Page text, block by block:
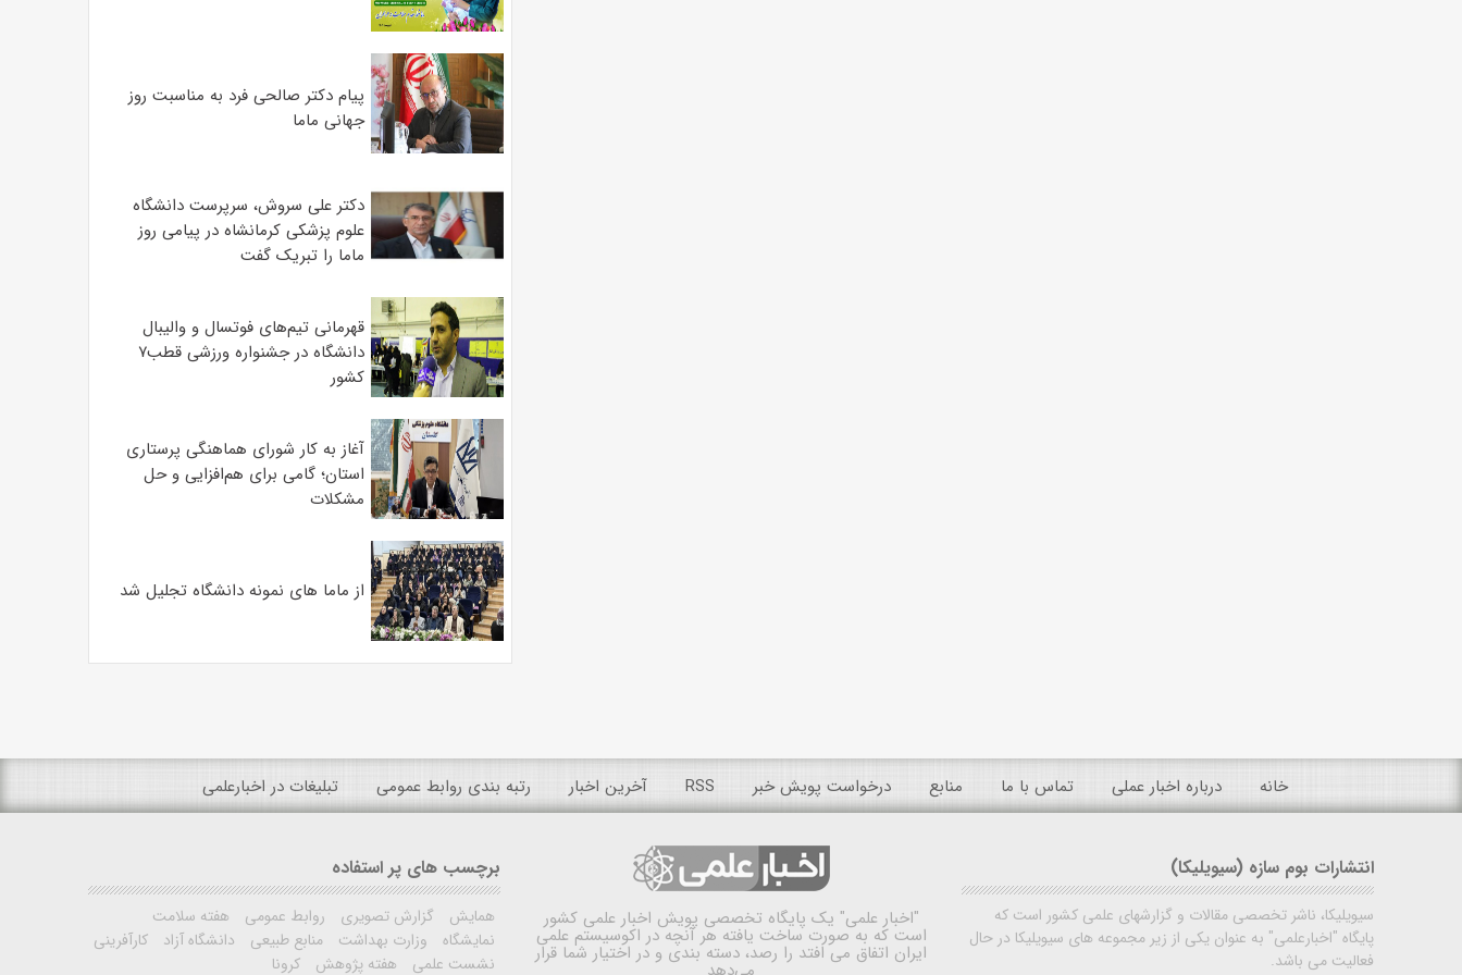
پیام دکتر صالحی فرد به مناسبت روز
جهانی ماما
دکتر علی سروش، سرپرست دانشگاه
علوم پزشکی کرمانشاه در پیامی روز
ماما را تبریک گفت
قهرمانی تیم‌های فوتسال و والیبال
دانشگاه در جشنواره ورزشی قطب۷
کشور
آغاز به کار شورای هماهنگی پرستاری
استان؛ گامی برای هم‌افزایی و حل
مشکلات
از ماما های نمونه دانشگاه تجلیل شد
خانه درباره اخبار عملی تماس با ما منابع درخواست پویش خبر RSS آخرین اخبار رتبه بندی روابط عمومی تبلیغات در اخبارعلمی
انتشارات بوم سازه (سیویلیکا)
سیویلیکا، ناشر تخصصی مقالات و گزارشهای علمی کشور است که
پایگاه "اخبارعلمی" به عنوان یکی از زیر مجموعه های سیویلیکا در حال
فعالیت می باشد.
"اخبار علمی" یک پایگاه تخصصی پویش اخبار علمی کشور
است که به صورت ساخت یافته هر آنچه در اکوسیستم علمی
ایران اتفاق می افتد را رصد، دسته بندی و در اختیار شما قرار
برچسب های پر استفاده
همایش گزارش تصویری روابط عمومی
هفته سلامت
نمایشگاه
وزارت بهداشت منابع طبیعی دانشگاه آزاد
کارآفرینی
نشست علمی
هفته پژوهش کرونا